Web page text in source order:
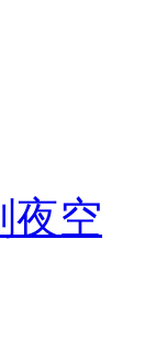
夜空